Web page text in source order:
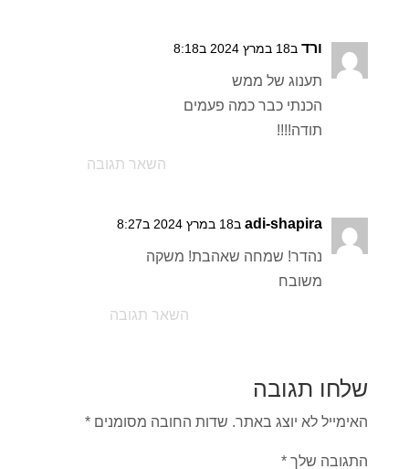
ורד ב18 במרץ 2024 ב8:18
תענוג של ממש
הכנתי כבר כמה פעמים
תודה!!!!
השאר תגובה
adi-shapira ב18 במרץ 2024 ב8:27
נהדר! שמחה שאהבת! משקה
משובח
השאר תגובה
שלחו תגובה
האימייל לא יוצג באתר. שדות החובה מסומנים *
התגובה שלך *